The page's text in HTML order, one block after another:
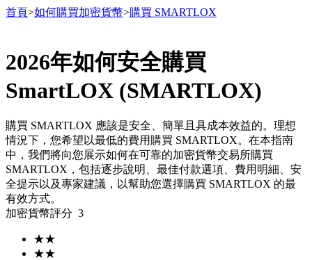
多種以USDT結算的永續合約
首頁>如何購買加密貨幣>購買 SMARTLOX
2026年如何安全購買
SmartLOX (SMARTLOX)
購買 SMARTLOX 應該是安全、簡單且具成本效益的。理想
情況下，您希望以最低的費用購買 SMARTLOX。在本指南
中，我們將向您展示如何在可靠的加密貨幣交易所購買
SMARTLOX，包括逐步說明、最佳付款選項、費用明細、安
全提示以及專家建議，以幫助您選擇購買 SMARTLOX 的最
有效方式。
加密貨幣評分 3
★★
★★